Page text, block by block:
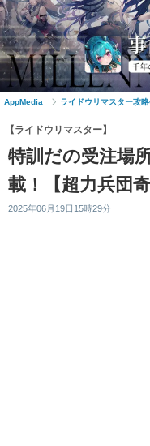
AppMedia ライドウリマスター攻
【ライドウリマスター】
特訓だの受注場
載！【超力兵団奇
2025年06月19日15時29分